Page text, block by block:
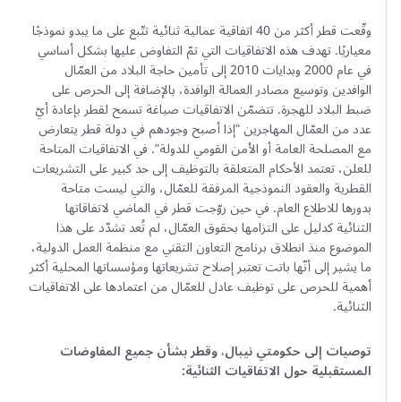
وقّعت قطر أكثر من 40 اتفاقية عمالية ثنائية تتّبع على ما يبدو نموذجًا
معياريًا. تهدف هذه الاتفاقيات التي تمّ التفاوض عليها بشكل أساسي
في عام 2000 وبدايات 2010 إلى تأمين حاجة البلاد من العمّال
الوافدين وتوسيع مصادر العمالة الوافدة، بالإضافة إلى الحرص على
ضبط البلاد للهجرة. تتضمّن الاتفاقيات صياغة تسمح لقطر بإعادة أيّ
عدد من العمّال المهاجرين "إذا أصبح وجودهم في دولة قطر يتعارض
مع المصلحة العامة أو الأمن القومي للدولة". في الاتفاقيات المتاحة
للعلن، تعتمد الأحكام المتعلقة بالتوظيف إلى حد كبير على التشريعات
القطرية والعقود النموذجية المرفقة للعمّال، والتي ليست متاحة
بدورها للاطلاع العام. في حين روّجت قطر في الماضي لاتفاقاتها
الثنائية كدليل على التزامها بحقوق العمّال، لم تُعد تشدّد على هذا
الموضوع منذ انطلاق برنامج التعاون التقني مع منظمة العمل الدولية،
ما يشير إلى أنّها باتت تعتبر إصلاح تشريعاتها ومؤسساتها المحلية أكثر
أهمية للحرص على توظيف عادل للعمّال من اعتمادها على الاتفاقيات
الثنائية.
توصيات إلى حكومتي نيبال، وقطر بشأن جميع المفاوضات
المستقبلية حول الاتفاقيات الثنائية: